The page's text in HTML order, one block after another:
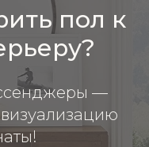
пол к
—